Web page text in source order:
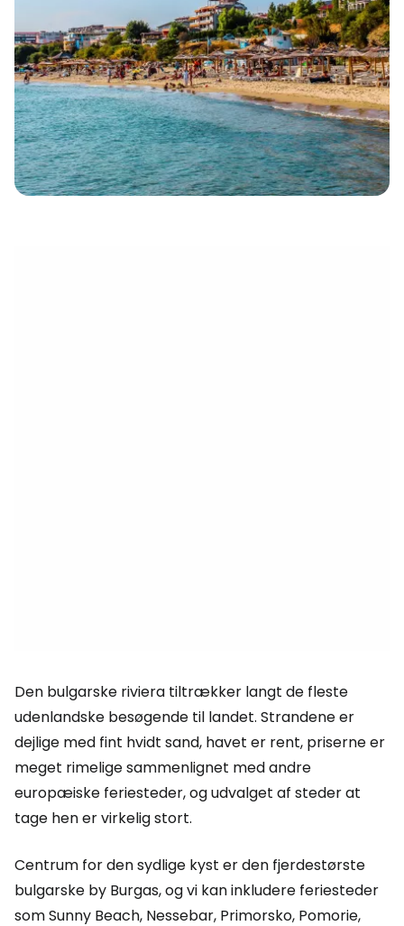
Den bulgarske riviera tiltrækker langt de fleste
udenlandske besøgende til landet. Strandene er
dejlige med fint hvidt sand, havet er rent, priserne er
meget rimelige sammenlignet med andre
europæiske feriesteder, og udvalget af steder at
tage hen er virkelig stort.
Centrum for den sydlige kyst er den fjerdestørste
bulgarske by Burgas, og vi kan inkludere feriesteder
som Sunny Beach, Nessebar, Primorsko, Pomorie,